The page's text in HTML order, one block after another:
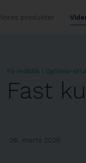
Vores produkter
Få indblik i Optima-
Fast
26. marts 2026